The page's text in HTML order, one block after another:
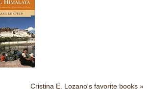
Cristina E. Lozano's favorite books »